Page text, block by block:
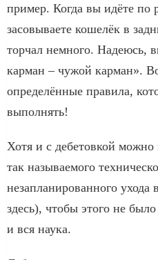
пример. Когда вы идёте по
засовываете кошелёк в
торчал немного. Надеюсь,
карман – чужой карман».
определённые правила,
выполнять!
Хотя и с дебетовкой
так называемого
незапланированного ухода
здесь), чтобы этого не
и вся наука.